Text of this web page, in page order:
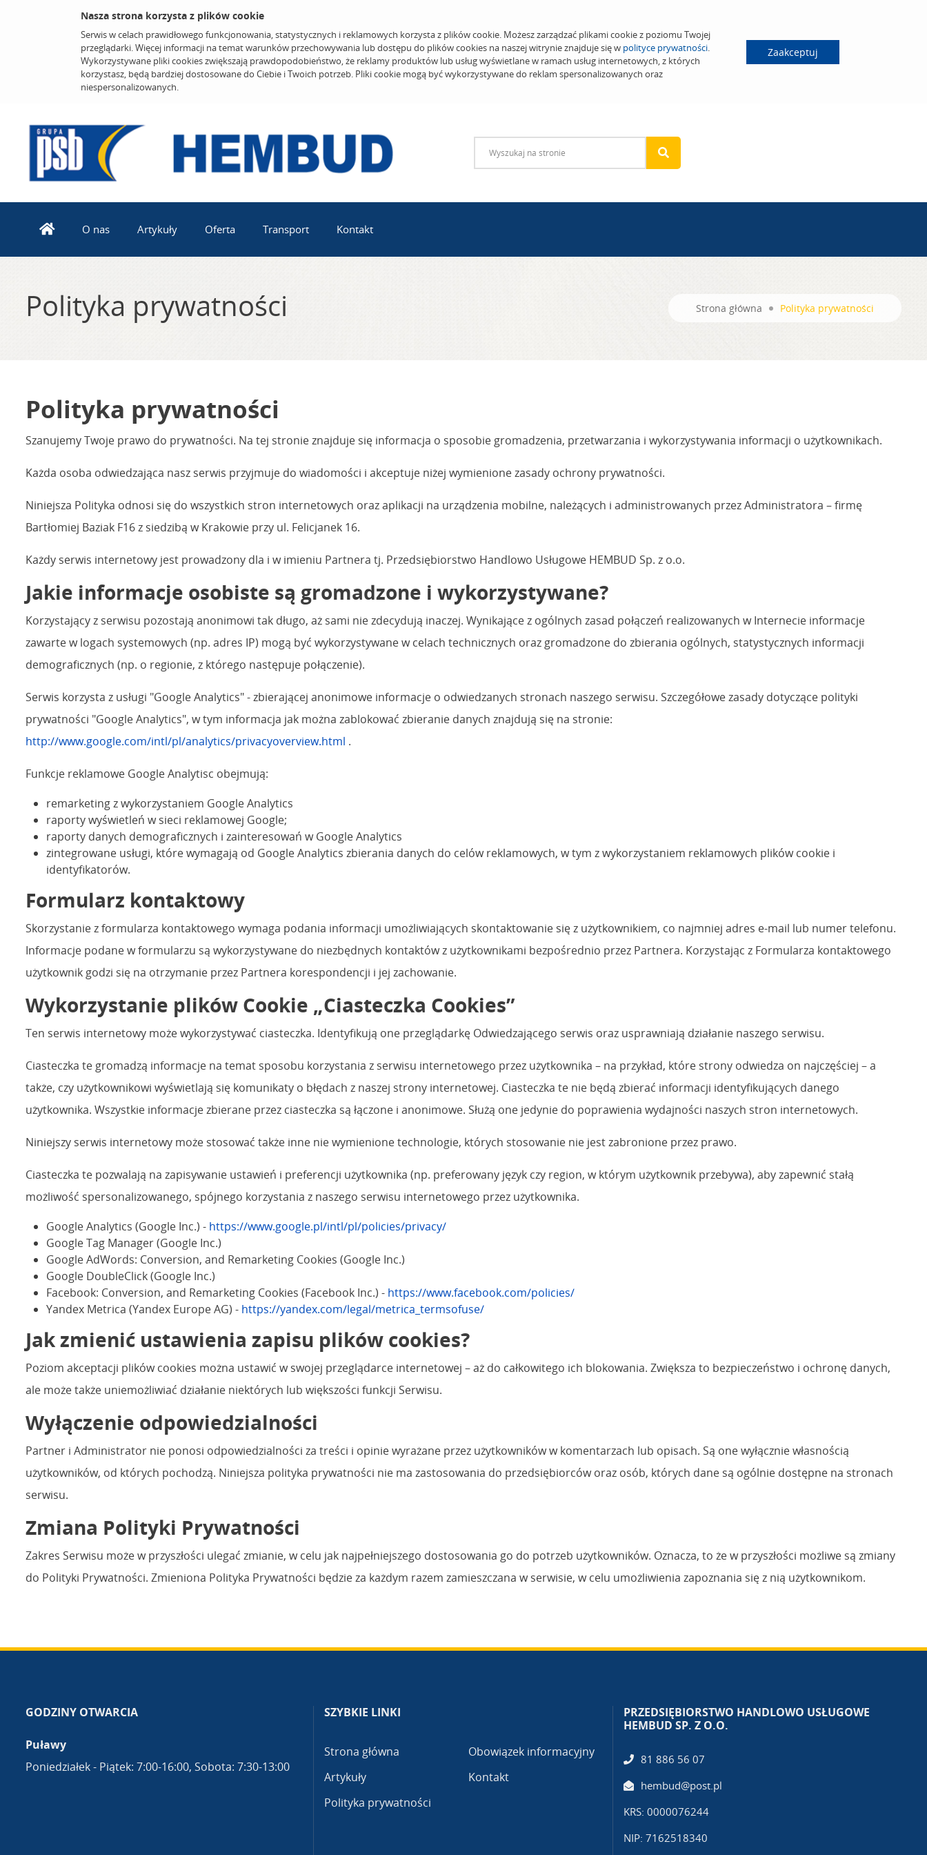
Nasza strona korzysta z plików cookie
Serwis w celach prawidłowego funkcjonowania, statystycznych i reklamowych korzysta z plików cookie. Możesz zarządzać plikami cookie z poziomu Twojej
przeglądarki. Więcej informacji na temat warunków przechowywania lub dostępu do plików cookies na naszej witrynie znajduje się w polityce prywatności.
Wykorzystywane pliki cookies zwiększają prawdopodobieństwo, że reklamy produktów lub usług wyświetlane w ramach usług internetowych, z których
korzystasz, będą bardziej dostosowane do Ciebie i Twoich potrzeb. Pliki cookie mogą być wykorzystywane do reklam spersonalizowanych oraz
niespersonalizowanych.
Zaakceptuj
O nas Artykuły Oferta Transport Kontakt
Polityka prywatności Strona główna Polityka prywatności
Polityka prywatności
Szanujemy Twoje prawo do prywatności. Na tej stronie znajduje się informacja o sposobie gromadzenia, przetwarzania i wykorzystywania informacji o użytkownikach.
Każda osoba odwiedzająca nasz serwis przyjmuje do wiadomości i akceptuje niżej wymienione zasady ochrony prywatności.
Niniejsza Polityka odnosi się do wszystkich stron internetowych oraz aplikacji na urządzenia mobilne, należących i administrowanych przez Administratora – firmę
Bartłomiej Baziak F16 z siedzibą w Krakowie przy ul. Felicjanek 16.
Każdy serwis internetowy jest prowadzony dla i w imieniu Partnera tj. Przedsiębiorstwo Handlowo Usługowe HEMBUD Sp. z o.o.
Jakie informacje osobiste są gromadzone i wykorzystywane?
Korzystający z serwisu pozostają anonimowi tak długo, aż sami nie zdecydują inaczej. Wynikające z ogólnych zasad połączeń realizowanych w Internecie informacje
zawarte w logach systemowych (np. adres IP) mogą być wykorzystywane w celach technicznych oraz gromadzone do zbierania ogólnych, statystycznych informacji
demograficznych (np. o regionie, z którego następuje połączenie).
Serwis korzysta z usługi "Google Analytics" - zbierającej anonimowe informacje o odwiedzanych stronach naszego serwisu. Szczegółowe zasady dotyczące polityki
prywatności "Google Analytics", w tym informacja jak można zablokować zbieranie danych znajdują się na stronie:
http://www.google.com/intl/pl/analytics/privacyoverview.html .
Funkcje reklamowe Google Analytisc obejmują:
remarketing z wykorzystaniem Google Analytics
raporty wyświetleń w sieci reklamowej Google;
raporty danych demograficznych i zainteresowań w Google Analytics
zintegrowane usługi, które wymagają od Google Analytics zbierania danych do celów reklamowych, w tym z wykorzystaniem reklamowych plików cookie i
identyfikatorów.
Formularz kontaktowy
Skorzystanie z formularza kontaktowego wymaga podania informacji umożliwiających skontaktowanie się z użytkownikiem, co najmniej adres e-mail lub numer telefonu.
Informacje podane w formularzu są wykorzystywane do niezbędnych kontaktów z użytkownikami bezpośrednio przez Partnera. Korzystając z Formularza kontaktowego
użytkownik godzi się na otrzymanie przez Partnera korespondencji i jej zachowanie.
Wykorzystanie plików Cookie „Ciasteczka Cookies”
Ten serwis internetowy może wykorzystywać ciasteczka. Identyfikują one przeglądarkę Odwiedzającego serwis oraz usprawniają działanie naszego serwisu.
Ciasteczka te gromadzą informacje na temat sposobu korzystania z serwisu internetowego przez użytkownika – na przykład, które strony odwiedza on najczęściej – a
także, czy użytkownikowi wyświetlają się komunikaty o błędach z naszej strony internetowej. Ciasteczka te nie będą zbierać informacji identyfikujących danego
użytkownika. Wszystkie informacje zbierane przez ciasteczka są łączone i anonimowe. Służą one jedynie do poprawienia wydajności naszych stron internetowych.
Niniejszy serwis internetowy może stosować także inne nie wymienione technologie, których stosowanie nie jest zabronione przez prawo.
Ciasteczka te pozwalają na zapisywanie ustawień i preferencji użytkownika (np. preferowany język czy region, w którym użytkownik przebywa), aby zapewnić stałą
możliwość spersonalizowanego, spójnego korzystania z naszego serwisu internetowego przez użytkownika.
Google Analytics (Google Inc.) - https://www.google.pl/intl/pl/policies/privacy/
Google Tag Manager (Google Inc.)
Google AdWords: Conversion, and Remarketing Cookies (Google Inc.)
Google DoubleClick (Google Inc.)
Facebook: Conversion, and Remarketing Cookies (Facebook Inc.) - https://www.facebook.com/policies/
Yandex Metrica (Yandex Europe AG) - https://yandex.com/legal/metrica_termsofuse/
Jak zmienić ustawienia zapisu plików cookies?
Poziom akceptacji plików cookies można ustawić w swojej przeglądarce internetowej – aż do całkowitego ich blokowania. Zwiększa to bezpieczeństwo i ochronę danych,
ale może także uniemożliwiać działanie niektórych lub większości funkcji Serwisu.
Wyłączenie odpowiedzialności
Partner i Administrator nie ponosi odpowiedzialności za treści i opinie wyrażane przez użytkowników w komentarzach lub opisach. Są one wyłącznie własnością
użytkowników, od których pochodzą. Niniejsza polityka prywatności nie ma zastosowania do przedsiębiorców oraz osób, których dane są ogólnie dostępne na stronach
serwisu.
Zmiana Polityki Prywatności
Zakres Serwisu może w przyszłości ulegać zmianie, w celu jak najpełniejszego dostosowania go do potrzeb użytkowników. Oznacza, to że w przyszłości możliwe są zmiany
do Polityki Prywatności. Zmieniona Polityka Prywatności będzie za każdym razem zamieszczana w serwisie, w celu umożliwienia zapoznania się z nią użytkownikom.
GODZINY OTWARCIA
Puławy
Poniedziałek - Piątek: 7:00-16:00, Sobota: 7:30-13:00
SZYBKIE LINKI
Strona główna
Artykuły
Polityka prywatności
Obowiązek informacyjny
Kontakt
PRZEDSIĘBIORSTWO HANDLOWO USŁUGOWE
HEMBUD SP. Z O.O.
81 886 56 07
hembud@post.pl
KRS: 0000076244
NIP: 7162518340